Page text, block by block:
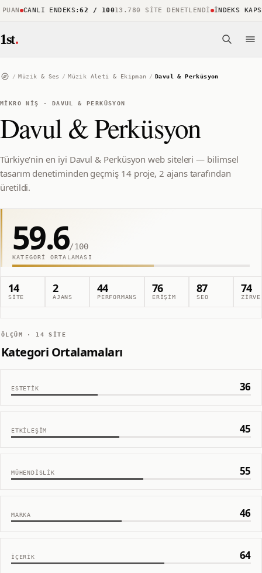
CANLI ENDEKS:62 / 10013.780 SITE DENETLENDI İNDEKS
1st.
/ Müzik & Ses / Müzik Aleti & Ekipman / Davul & Perküsyon
MIKRO NIŞ · DAVUL & PERKÜSYON
Davul & Perküsyon
Türkiye'nin en iyi Davul & Perküsyon web siteleri — bilimsel
tasarım denetiminden geçmiş 14 proje, 2 ajans tarafından
üretildi.
59.6/100
KATEGORI ORTALAMASI
14
SITE
2
AJANS
44
PERFORMANS
76
ERIŞIM
87
SEO
74
ZIRVE
ÖLÇÜM · 14 SITE
Kategori Ortalamaları
ESTETIK 36
ETKILEŞIM 45
MÜHENDISLIK 55
MARKA 46
İÇERIK 64